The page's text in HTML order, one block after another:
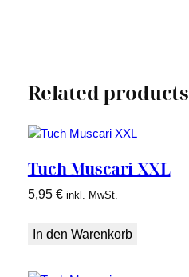
Related products
Tuch Muscari XXL
5,95 € inkl. MwSt.
In den Warenkorb